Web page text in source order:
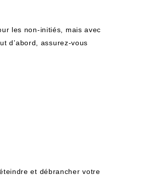
les non-initiés, mais avec
d’abord, assurez-vous
et débrancher votre